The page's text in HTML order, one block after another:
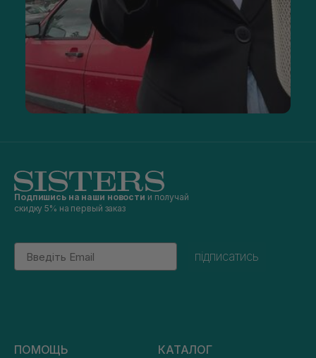
Подпишись на наши новости и получай
скидку 5% на первый заказ
Email
підписатись
ПОМОЩЬ КАТАЛОГ